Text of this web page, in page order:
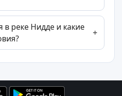
реке Нидде и какие